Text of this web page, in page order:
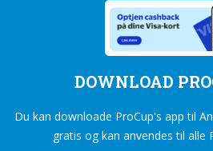
DOWNLOAD
Du kan downloade ProCup's app til
gratis og kan anvendes til alle